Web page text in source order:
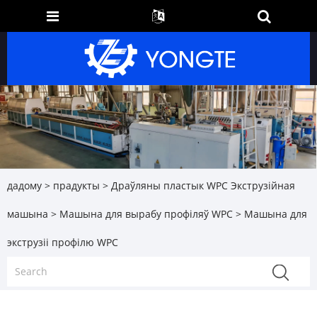
дадому > прадукты > Драўляны пластык WPC Экструзійная
машына > Машына для вырабу профіляў WPC > Машына для
экструзіі профілю WPC